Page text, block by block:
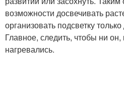
возможности досвечивать
организовать подсветку
Главное, следить, чтобы ни
нагревались.